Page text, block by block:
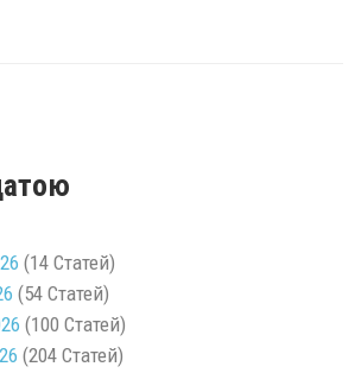
(14 Статей)
(54 Статей)
(100 Статей)
(204 Статей)